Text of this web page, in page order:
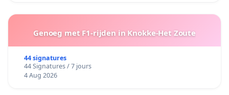
Genoeg met F1-rijden in Knokke-Het Zoute
44 signatures
44 Signatures / 7 jours
4 Aug 2026